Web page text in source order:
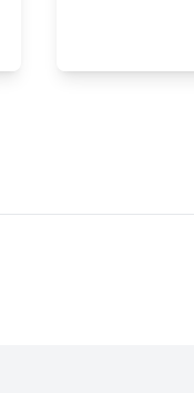
fiecare județ.